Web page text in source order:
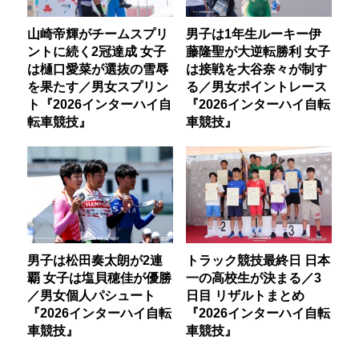
山崎帝輝がチームスプリ
ントに続く2冠達成 女子
は樋口愛菜が選抜の雪辱
を果たす／男女スプリン
ト『2026インターハイ自
転車競技』
男子は1年生ルーキー伊
藤隆聖が大逆転勝利 女子
は接戦を大谷奈々が制す
る／男女ポイントレース
『2026インターハイ自転
車競技』
男子は松田奏太朗が2連
覇 女子は塩貝穂佳が優勝
／男女個人パシュート
『2026インターハイ自転
車競技』
トラック競技最終日 日本
一の高校生が決まる／3
日目 リザルトまとめ
『2026インターハイ自転
車競技』